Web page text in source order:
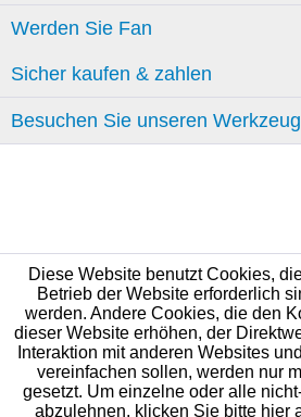
Werden Sie Fan
Sicher kaufen & zahlen
Besuchen Sie unseren
Diese Website benutzt Cookies,
Betrieb der Website erforderlich
werden. Andere Cookies, die den
dieser Website erhöhen, der
Interaktion mit anderen Websites
vereinfachen sollen, werden nur
gesetzt. Um einzelne oder alle
abzulehnen, klicken Sie bitte hier